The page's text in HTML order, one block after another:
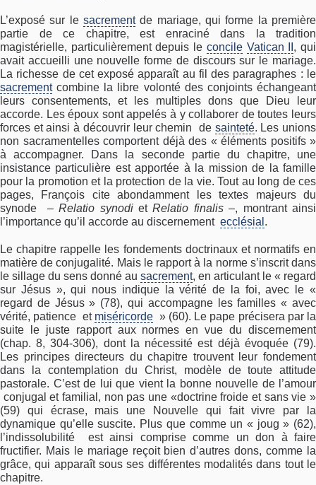
L’exposé sur le sacrementde mariage, qui forme la première
partie de ce chapitre, est enraciné dans la tradition
magistérielle, particulièrement depuis le concile Vatican II , qui
avait accueilli une nouvelle forme de discours sur le mariage.
La richesse de cet exposé apparaît au fil des paragraphes : le
sacrementcombine la libre volonté des conjoints échangeant
leurs consentements, et les multiples dons que Dieu leur
accorde. Les époux sont appelés à y collaborer de toutes leurs
forces et ainsi à découvrir leur chemin de sainteté. Les unions
non sacramentelles comportent déjà des « éléments positifs »
à accompagner. Dans la seconde partie du chapitre, une
insistance particulière est apportée à la mission de la famille
pour la promotion et la protection de la vie. Tout au long de ces
pages, François cite abondamment les textes majeurs du
synode –Relatio synodietRelatio finalis–, montrant ainsi
l’importance qu’il accorde au discernement ecclésial .
Le chapitre rappelle les fondements doctrinaux et normatifs en
matière de conjugalité. Mais le rapport à la norme s’inscrit dans
le sillage du sens donné au sacrement, en articulant le « regard
sur Jésus », qui nous indique la vérité de la foi, avec le «
regard de Jésus » (78), qui accompagne les familles « avec
vérité, patience et miséricorde » (60). Le pape précisera par la
suite le juste rapport aux normes en vue du discernement
(chap. 8, 304-306), dont la nécessité est déjà évoquée (79).
Les principes directeurs du chapitre trouvent leur fondement
dans la contemplation du Christ, modèle de toute attitude
pastorale. C’est de lui que vient la bonne nouvelle de l’amour
conjugal et familial, non pas une «doctrine froide et sans vie »
(59) qui écrase, mais une Nouvelle qui fait vivre par la
dynamique qu’elle suscite. Plus que comme un « joug » (62),
l’indissolubilité est ainsi comprise comme un don à faire
fructifier. Mais le mariage reçoit bien d’autres dons, comme la
grâce, qui apparaît sous ses différentes modalités dans tout le
chapitre.